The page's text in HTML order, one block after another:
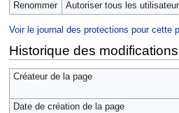
Renommer
Autoriser tous les
Voir le journal des protections pour cette
Historique des modifications
Créateur de la page
Date de création de la page